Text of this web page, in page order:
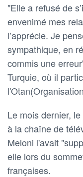
"Elle a refusé de
envenimé mes
l’apprécie. Je
sympathique, en
commis une
Turquie, où il
Le mois dernier,
à la chaîne de
Meloni l'avait
elle lors du
françaises.